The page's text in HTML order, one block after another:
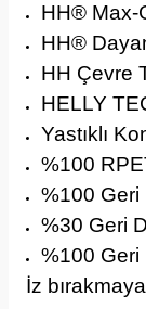
HH® Max-
HH®
HH Çevre
HELLY
Yastıklı
%100
%100 Geri
%30 Geri
%100 Geri
İz